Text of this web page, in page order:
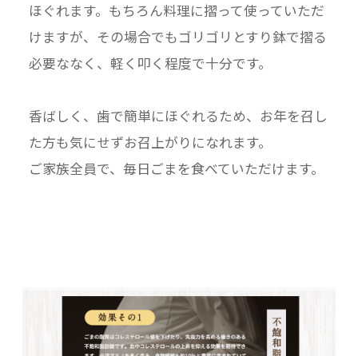
ほぐれます。もちろん料理に摺って使っていただ
けますが、その場合でもゴリゴリとすり鉢で摺る
必要ななく、軽く叩く程度で十分です。
香ばしく、歯で簡単にほぐれるため、お年を召し
た方も気にせずお召上がりになれます。
ご家族全員で、毎日ごまを食べていただけます。